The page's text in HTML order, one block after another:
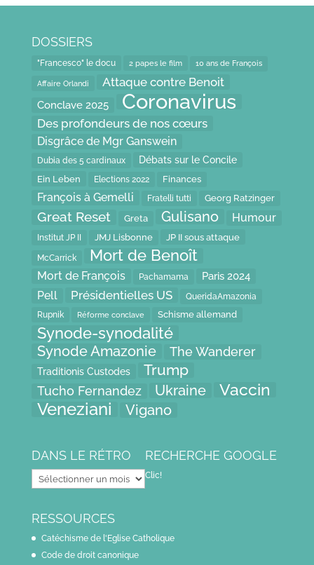
DOSSIERS
"Francesco" le docu 2 papes le film 10 ans de François
Affaire Orlandi Attaque contre Benoit
Conclave 2025 Coronavirus
Des profondeurs de nos cœurs
Disgrâce de Mgr Ganswein
Dubia des 5 cardinaux
Débats sur le Concile
Ein Leben
Elections 2022 Finances
François à Gemelli Fratelli tutti Georg Ratzinger
Great Reset Greta Gulisano Humour
Institut JP II JMJ Lisbonne JP II sous attaque
McCarrick Mort de Benoît
Mort de François Pachamama Paris 2024
Pell Présidentielles US QueridaAmazonia
Rupnik Réforme conclave Schisme allemand
Synode-synodalité
Synode Amazonie The Wanderer
Traditionis Custodes Trump
Tucho Fernandez Ukraine Vaccin
Veneziani Vigano
DANS LE RÉTRO
Dans
le
RECHERCHE GOOGLE
Clic!
RESSOURCES
Catéchisme de l'Eglise Catholique
Code de droit canonique